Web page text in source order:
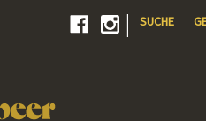
| SUCHE